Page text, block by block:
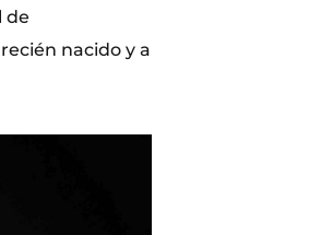
de
nacido y a